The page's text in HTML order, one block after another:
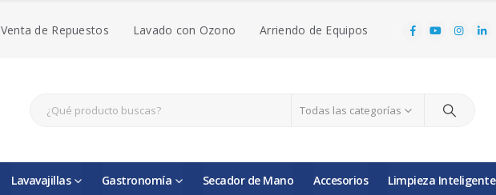
Venta de Repuestos Lavado con Ozono Arriendo de Equipos
Todas las categorías
Lavavajillas Gastronomía Secador de Mano Accesorios Limpieza Inteligente